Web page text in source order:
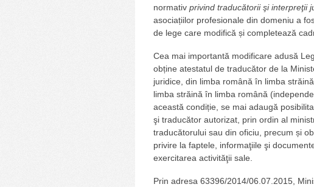
normativ privind traducătorii şi interpreţii
asociațiilor profesionale din domeniu a
de lege care modifică și completează
Cea mai importantă modificare adusă
obține atestatul de traducător de la
juridice, din limba română în limba
limba străină în limba română
această condiție, se mai adaugă
şi traducător autorizat, prin ordin al
traducătorului sau din oficiu, precum și
privire la faptele, informaţiile şi
exercitarea activităţii sale.
Prin adresa 63396/2014/06.07.2015,